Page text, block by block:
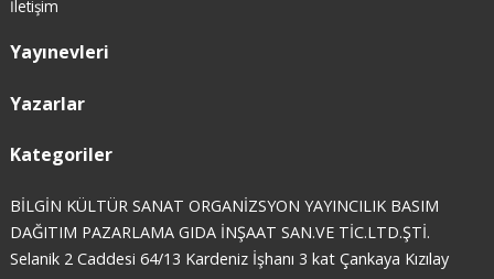
İletişim
Yayınevleri
Yazarlar
Kategoriler
BİLGİN KÜLTÜR SANAT ORGANİZSYON YAYINCILIK BASIM
DAĞITIM PAZARLAMA GIDA İNŞAAT SAN.VE TİC.LTD.ŞTİ.
Selanik 2 Caddesi 64/13 Kardeniz İşhanı 3 kat Çankaya Kızılay